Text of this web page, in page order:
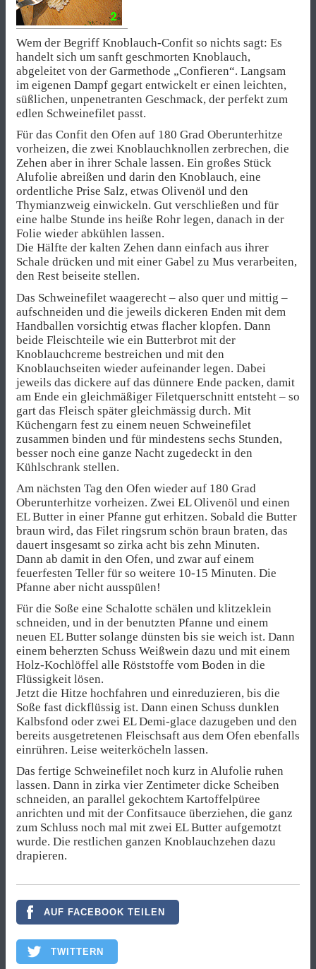
Wem der Begriff Knoblauch-Confit so nichts sagt: Es
handelt sich um sanft geschmorten Knoblauch,
abgeleitet von der Garmethode „Confieren“. Langsam
im eigenen Dampf gegart entwickelt er einen leichten,
süßlichen, unpenetranten Geschmack, der perfekt zum
edlen Schweinefilet passt.
Für das Confit den Ofen auf 180 Grad Oberunterhitze
vorheizen, die zwei Knoblauchknollen zerbrechen, die
Zehen aber in ihrer Schale lassen. Ein großes Stück
Alufolie abreißen und darin den Knoblauch, eine
ordentliche Prise Salz, etwas Olivenöl und den
Thymianzweig einwickeln. Gut verschließen und für
eine halbe Stunde ins heiße Rohr legen, danach in der
Folie wieder abkühlen lassen.
Die Hälfte der kalten Zehen dann einfach aus ihrer
Schale drücken und mit einer Gabel zu Mus verarbeiten,
den Rest beiseite stellen.
Das Schweinefilet waagerecht – also quer und mittig –
aufschneiden und die jeweils dickeren Enden mit dem
Handballen vorsichtig etwas flacher klopfen. Dann
beide Fleischteile wie ein Butterbrot mit der
Knoblauchcreme bestreichen und mit den
Knoblauchseiten wieder aufeinander legen. Dabei
jeweils das dickere auf das dünnere Ende packen, damit
am Ende ein gleichmäßiger Filetquerschnitt entsteht – so
gart das Fleisch später gleichmässig durch. Mit
Küchengarn fest zu einem neuen Schweinefilet
zusammen binden und für mindestens sechs Stunden,
besser noch eine ganze Nacht zugedeckt in den
Kühlschrank stellen.
Am nächsten Tag den Ofen wieder auf 180 Grad
Oberunterhitze vorheizen. Zwei EL Olivenöl und einen
EL Butter in einer Pfanne gut erhitzen. Sobald die Butter
braun wird, das Filet ringsrum schön braun braten, das
dauert insgesamt so zirka acht bis zehn Minuten.
Dann ab damit in den Ofen, und zwar auf einem
feuerfesten Teller für so weitere 10-15 Minuten. Die
Pfanne aber nicht ausspülen!
Für die Soße eine Schalotte schälen und klitzeklein
schneiden, und in der benutzten Pfanne und einem
neuen EL Butter solange dünsten bis sie weich ist. Dann
einem beherzten Schuss Weißwein dazu und mit einem
Holz-Kochlöffel alle Röststoffe vom Boden in die
Flüssigkeit lösen.
Jetzt die Hitze hochfahren und einreduzieren, bis die
Soße fast dickflüssig ist. Dann einen Schuss dunklen
Kalbsfond oder zwei EL Demi-glace dazugeben und den
bereits ausgetretenen Fleischsaft aus dem Ofen ebenfalls
einrühren. Leise weiterköcheln lassen.
Das fertige Schweinefilet noch kurz in Alufolie ruhen
lassen. Dann in zirka vier Zentimeter dicke Scheiben
schneiden, an parallel gekochtem Kartoffelpüree
anrichten und mit der Confitsauce überziehen, die ganz
zum Schluss noch mal mit zwei EL Butter aufgemotzt
wurde. Die restlichen ganzen Knoblauchzehen dazu
drapieren.
AUF FACEBOOK TEILEN
TWITTERN